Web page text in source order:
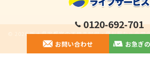
0120-692-701
お問い合わせ お急ぎ
© 2026 栃木県宇都宮の不用品回収・便利屋なら合同
RIGHTS RESERVED.